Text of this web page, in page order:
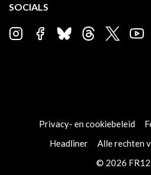
SOCIALS
Privacy- en cookiebeleid
Headliner
Alle rechten
© 2026